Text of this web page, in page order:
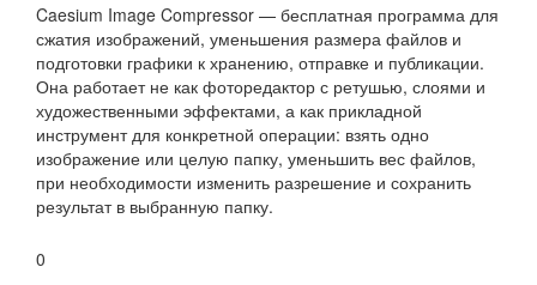
Caesium Image Compressor — бесплатная программа для
сжатия изображений, уменьшения размера файлов и
подготовки графики к хранению, отправке и публикации.
Она работает не как фоторедактор с ретушью, слоями и
художественными эффектами, а как прикладной
инструмент для конкретной операции: взять одно
изображение или целую папку, уменьшить вес файлов,
при необходимости изменить разрешение и сохранить
результат в выбранную папку.
0